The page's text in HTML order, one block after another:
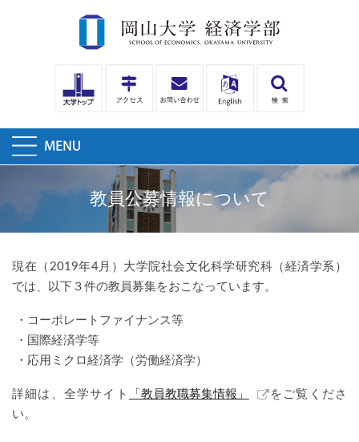
教員公募情報について
現在（2019年4月）大学院社会文化科学研究科（経済学系）
では、以下３件の教員募集をおこなっています。
・コーポレートファイナンス等
・国際経済学等
・応用ミクロ経済学（労働経済学）
詳細は、全学サイト 「教員教職募集情報」
をご覧くださ
い。